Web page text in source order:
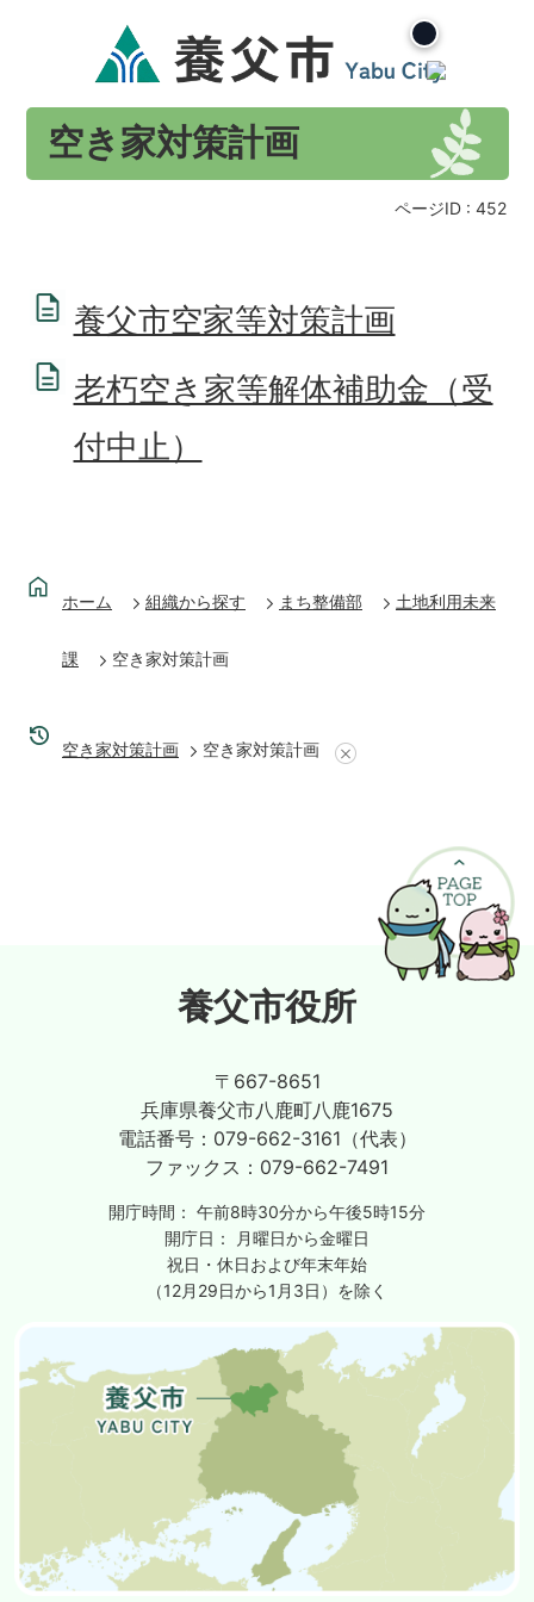
空き家対策計画
ページID : 452
養父市空家等対策計画
老朽空き家等解体補助金（受
付中止）
ホーム 組織から探す まち整備部 土地利用未来
課 空き家対策計画
空き家対策計画 空き家対策計画
養父市役所
〒667-8651
兵庫県養父市八鹿町八鹿1675
電話番号： 079-662-3161（代表）
ファックス： 079-662-7491
開庁時間： 午前8時30分から午後5時15分
開庁日：
月曜日から金曜日
祝日・休日および年末年始
（12月29日から1月3日）を除く